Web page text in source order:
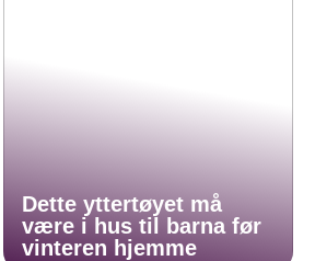
Dette yttertøyet må
være i hus til barna før
vinteren hjemme